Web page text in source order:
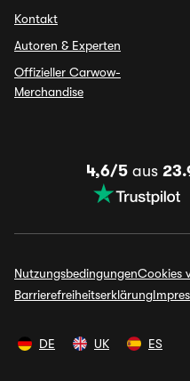
Kontakt
Autoren & Experten
Offizieller Carwow-
Merchandise
4,6/5 aus
NutzungsbedingungenCookies
Barrierefreiheitserklärung
DE UK ES